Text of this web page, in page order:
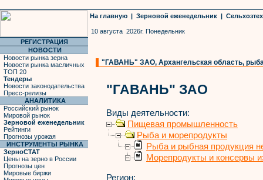
На главную | Зерновой еженедельник |
10 августа 2026г. Понедельник
РЕГИСТРАЦИЯ
НОВОСТИ
Новости рынка зерна
Новости рынка масличных
ТОП 20
Тендеры
Новости законодательства
Пресс-релизы
АНАЛИТИКА
Российский рынок
Мировой рынок
Зерновой еженедельник
Рейтинги
Прогнозы урожая
ИНСТРУМЕНТЫ РЫНКА
ЗерноСТАТ
Цены на зерно в России
Прогнозы цен
Мировые биржи
"ГАВАНЬ" ЗАО, Архангельская область,
"ГАВАНЬ" ЗАО
Виды деятельности:
Пищевая промышленность
Рыба и морепродукты
Рыба и рыбная продукция
Морепродукты и консервы
Регион: